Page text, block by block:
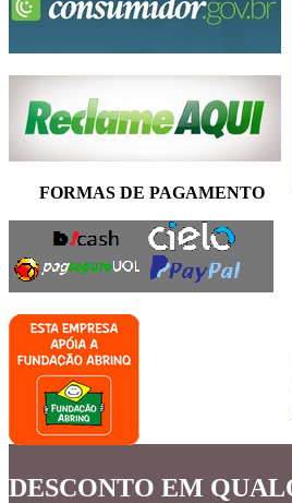
FORMAS DE PAGAMENTO
DESCONTO EM